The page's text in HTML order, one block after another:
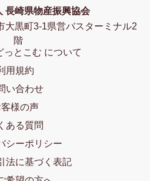
長崎県物産振興協会
大黒町3-1県営バスターミナル2
階
っとこむ について
用規約
い合わせ
客様の声
ある質問
シーポリシー
法に基づく表記